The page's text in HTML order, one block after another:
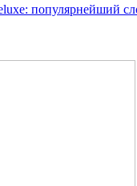
популярнейший